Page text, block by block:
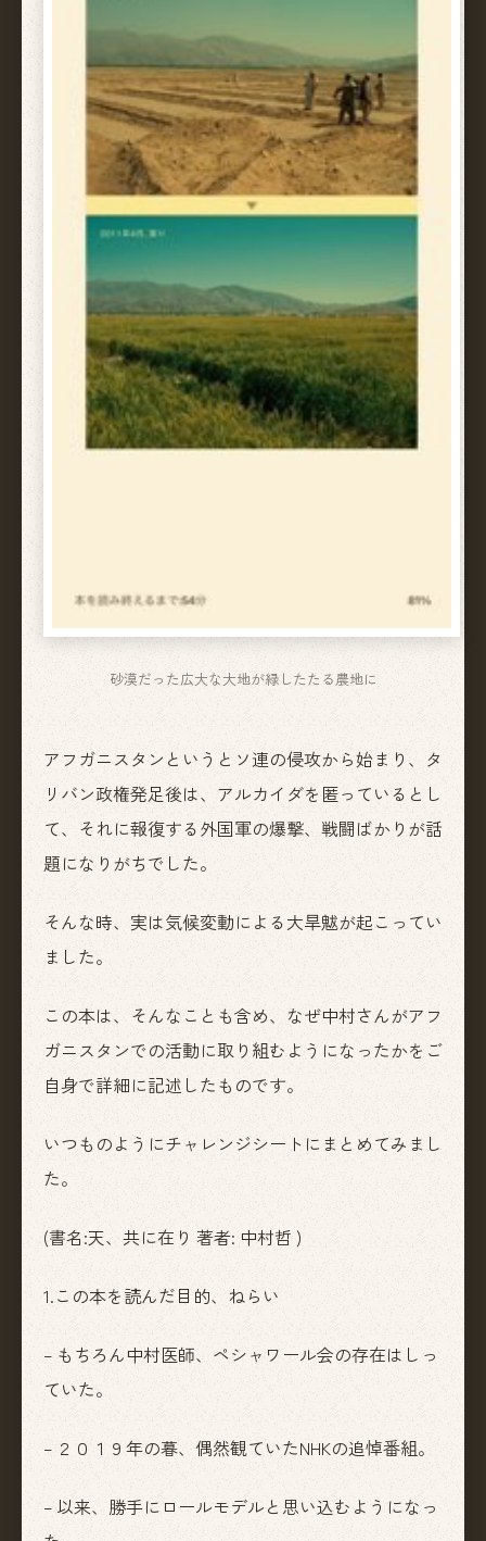
砂漠だった広大な大地が緑したたる農地に
アフガニスタンというとソ連の侵攻から始まり、タ
リバン政権発足後は、アルカイダを匿っているとし
て、それに報復する外国軍の爆撃、戦闘ばかりが話
題になりがちでした。
そんな時、実は気候変動による大旱魃が起こってい
ました。
この本は、そんなことも含め、なぜ中村さんがアフ
ガニスタンでの活動に取り組むようになったかをご
自身で詳細に記述したものです。
いつものようにチャレンジシートにまとめてみまし
た。
(書名:天、共に在り 著者: 中村哲 )
1.この本を読んだ目的、ねらい
– もちろん中村医師、ペシャワール会の存在はしっ
ていた。
– ２０１９年の暮、偶然観ていたNHKの追悼番組。
– 以来、勝手にロールモデルと思い込むようになっ